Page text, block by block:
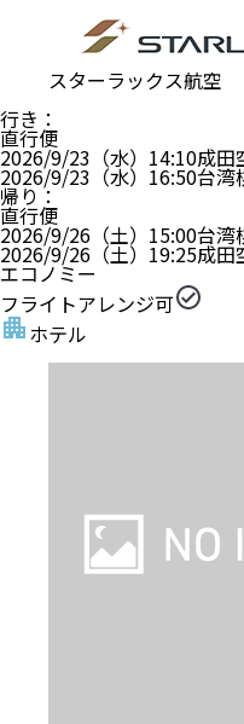
スターラックス航空
行き ：
直行便
2026/9/23（水） 14:10成田
2026/9/23（水） 16:50台湾
帰り ：
直行便
2026/9/26（土） 15:00台湾
2026/9/26（土） 19:25成田
エコノミー
フライトアレンジ可
ホテル